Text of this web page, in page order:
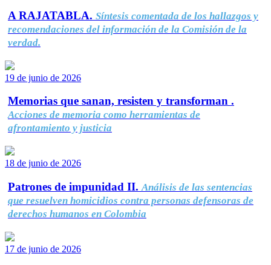
A RAJATABLA. Síntesis comentada de los hallazgos y
recomendaciones del información de la Comisión de la
verdad.
19 de junio de 2026
Memorias que sanan, resisten y transforman .
Acciones de memoria como herramientas de
afrontamiento y justicia
18 de junio de 2026
Patrones de impunidad II. Análisis de las sentencias
que resuelven homicidios contra personas defensoras de
derechos humanos en Colombia
17 de junio de 2026